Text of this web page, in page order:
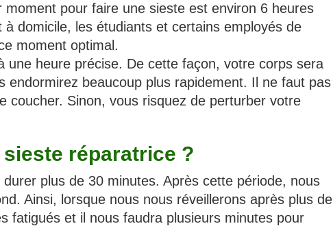
pour faire une sieste est environ 6 heures
domicile, les étudiants et certains employés de
moment optimal.
une heure précise. De cette façon, votre corps sera
endormirez beaucoup plus rapidement. Il ne faut pas
coucher. Sinon, vous risquez de perturber votre
sieste réparatrice ?
plus de 30 minutes. Après cette période, nous
Ainsi, lorsque nous nous réveillerons après plus de
fatigués et il nous faudra plusieurs minutes pour